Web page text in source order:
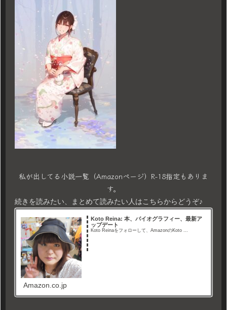
私が出してる小説一覧（Amazonページ）R-18指定もありま
す。
続きを読みたい、まとめて読みたい人はこちらからどうぞ♪
Koto Reina: 本、バイオグラフィー、最新ア
ップデート
Koto Reinaをフォローして、AmazonのKoto ...
Amazon.co.jp